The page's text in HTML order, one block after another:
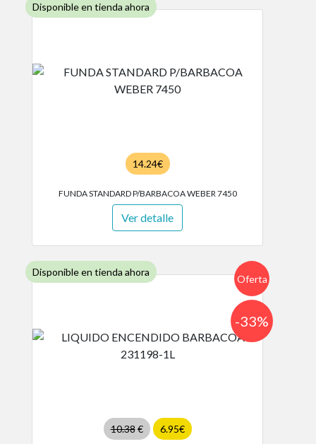
Disponible en tienda ahora
14.24€
FUNDA STANDARD P/BARBACOA WEBER 7450
Ver detalle
Disponible en tienda ahora
Oferta
10.38€ 6.95€
-33%